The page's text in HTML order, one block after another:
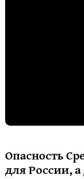
Опасность
для России,